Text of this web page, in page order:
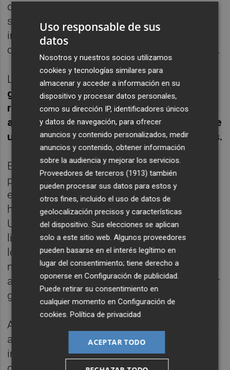
distintos componentes de la planta también
se encuentra inutilizada por el fuerte
impacto de la salinidad y del ambiente
corrosivo existente junto a la dársena militar.
La nueva instalaciónpermitirá mejorar la
gestión de las aguas contaminadas y
residuos generados por los buques
atracados en el Muelle de la Curra mediante
un sistema de separación de agua y aceites.
El funcionamiento se basará primero en
procesos de decantación y posteriormente
en sistemas específicos de separación de
hidrocarburos mediante equipos Skimmer.
Una vez completado el tratamiento, el agua
limpia podrá ser vertida al mar cumpliendo
los límites legales de contenido oleoso,
mientras que los residuos de aceite serán
almacenados y retirados posteriormente por
gestores autorizados.
Además, el proyecto contempla conectar las
aguas residuales de uso civil del muelle -
incluyendo aguas grises y negras-
Uso responsable de sus
datos
Nosotros y nuestros socios utilizamos
cookies y tecnologías similares para
almacenar y acceder a información en su
dispositivo y procesar datos personales,
como su dirección IP, identificadores únicos
y datos de navegación, para ofrecer
anuncios y contenido personalizados, medir
anuncios y contenido, obtener información
sobre la audiencia y mejorar los servicios.
Proveedores de terceros (1913) también
pueden procesar sus datos para estos y
otros fines, incluido el uso de datos de
geolocalización precisos y características
del dispositivo. Sus elecciones se aplican
solo a este sitio web. Algunos proveedores
pueden basarse en el interés legítimo en
lugar del consentimiento; tiene derecho a
oponerse enConfiguración de publicidad.
Puede retirar su consentimiento en
cualquier momento enConfiguración de
cookies.Política de privacidad
ACEPTAR TODO